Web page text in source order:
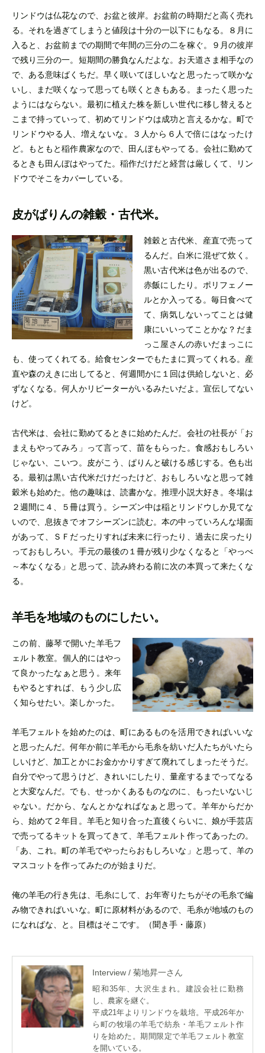
リンドウは仏花なので、お盆と彼岸。お盆前の時期だと高く売れ
る。それを過ぎてしまうと値段は十分の一以下にもなる。８月に
入ると、お盆前までの期間で年間の三分の二を稼ぐ。９月の彼岸
で残り三分の一。短期間の勝負なんだよな。お天道さま相手なの
で、ある意味ばくちだ。早く咲いてほしいなと思ったって咲かな
いし、まだ咲くなって思っても咲くときもある。まったく思った
ようにはならない。最初に植えた株を新しい世代に移し替えると
こまで持っていって、初めてリンドウは成功と言えるかな。町で
リンドウやる人、増えないな。３人から６人で倍にはなったけ
ど。もともと稲作農家なので、田んぼもやってる。会社に勤めて
るときも田んぼはやってた。稲作だけだと経営は厳しくて、リン
ドウでそこをカバーしている。
皮がぱりんの雑穀・古代米。
雑穀と古代米、産直で売って
るんだ。白米に混ぜて炊く。
黒い古代米は色が出るので、
赤飯にしたり。ポリフェノー
ルとか入ってる。毎日食べて
て、病気しないってことは健
康にいいってことかな？だま
っこ屋さんの赤いだまっこに
も、使ってくれてる。給食センターでもたまに買ってくれる。産
直や森のえきに出してると、何週間かに１回は供給しないと、必
ずなくなる。何人かリピーターがいるみたいだよ。宣伝してない
けど。
古代米は、会社に勤めてるときに始めたんだ。会社の社長が「お
まえもやってみろ」って言って、苗をもらった。食感おもしろい
じゃない、こいつ。皮がこう、ぱりんと破ける感じする。色も出
る。最初は黒い古代米だけだったけど、おもしろいなと思って雑
穀米も始めた。他の趣味は、読書かな。推理小説大好き。冬場は
２週間に４、５冊は買う。シーズン中は稲とリンドウしか見てな
いので、息抜きでオフシーズンに読む。本の中っていろんな場面
があって、ＳＦだったりすれば未来に行ったり、過去に戻ったり
っておもしろい。手元の最後の１冊が残り少なくなると「やっべ
～本なくなる」と思って、読み終わる前に次の本買って来たくな
る。
羊毛を地域のものにしたい。
この前、藤琴で開いた羊毛フ
ェルト教室。個人的にはやっ
て良かったなぁと思う。来年
もやるとすれば、もう少し広
く知らせたい。楽しかった。
羊毛フェルトを始めたのは、町にあるものを活用できればいいな
と思ったんだ。何年か前に羊毛から毛糸を紡いだ人たちがいたら
しいけど、加工とかにお金かかりすぎて廃れてしまったそうだ。
自分でやって思うけど、きれいにしたり、量産するまでってなる
と大変なんだ。でも、せっかくあるものなのに、もったいないじ
ゃない。だから、なんとかなればなぁと思って。羊年からだか
ら、始めて２年目。羊毛と知り合った直後くらいに、娘が手芸店
で売ってるキットを買ってきて、羊毛フェルト作ってあったの。
「あ、これ。町の羊毛でやったらおもしろいな」と思って、羊の
マスコットを作ってみたのが始まりだ。
俺の羊毛の行き先は、毛糸にして、お年寄りたちがその毛糸で編
み物できればいいな。町に原材料があるので、毛糸が地域のもの
になればな、と。目標はそこです。（聞き手・藤原）
Interview / 菊地昇一さん
昭和35年、大沢生まれ。建設会社に勤務
し、農家を継ぐ。
平成21年よりリンドウを栽培。平成26年か
ら町の牧場の羊毛で紡糸・羊毛フェルト作
りを始めた。期間限定で羊毛フェルト教室
を開いている。